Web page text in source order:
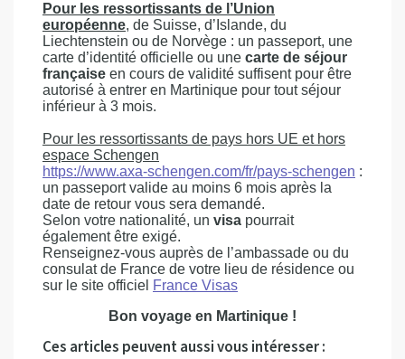
Pour les ressortissants de l’Union
européenne, de Suisse, d’Islande, du
Liechtenstein ou de Norvège : un passeport, une
carte d’identité officielle ou une carte de séjour
française en cours de validité suffisent pour être
autorisé à entrer en Martinique pour tout séjour
inférieur à 3 mois.
Pour les ressortissants de pays hors UE et hors
espace Schengen
https://www.axa-schengen.com/fr/pays-schengen :
un passeport valide au moins 6 mois après la
date de retour vous sera demandé.
Selon votre nationalité, un visa pourrait
également être exigé.
Renseignez-vous auprès de l’ambassade ou du
consulat de France de votre lieu de résidence ou
sur le site officiel France Visas
Bon voyage en Martinique !
Ces articles peuvent aussi vous intéresser :